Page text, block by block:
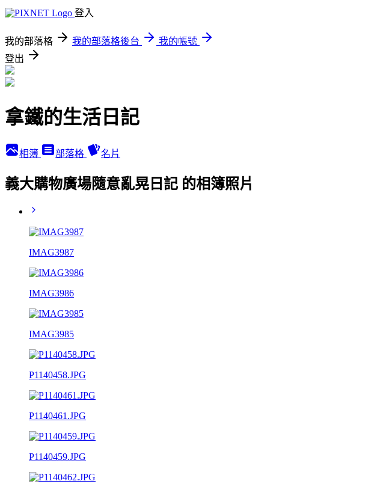
登入
我的部落格 我的部落格後台
我的帳號
登出
拿鐵的生活日記
相簿 部落格 名片
義大購物廣場隨意亂晃日記 的相簿照片
IMAG3987
IMAG3986
IMAG3985
P1140458.JPG
P1140461.JPG
P1140459.JPG